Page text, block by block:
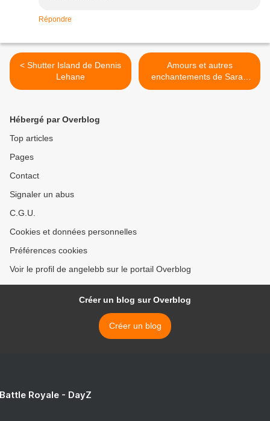
Répondre
< Shutter Island de Dennis
Lehane
Amours et autres
enchantements de Sarah
A.Allen >
Hébergé par Overblog
Top articles
Pages
Contact
Signaler un abus
C.G.U.
Cookies et données personnelles
Préférences cookies
Voir le profil de angelebb sur le portail Overblog
Créer un blog sur Overblog
Créer un blog
Royale - DayZ